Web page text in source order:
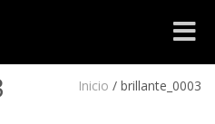
Inicio / brillante_0003